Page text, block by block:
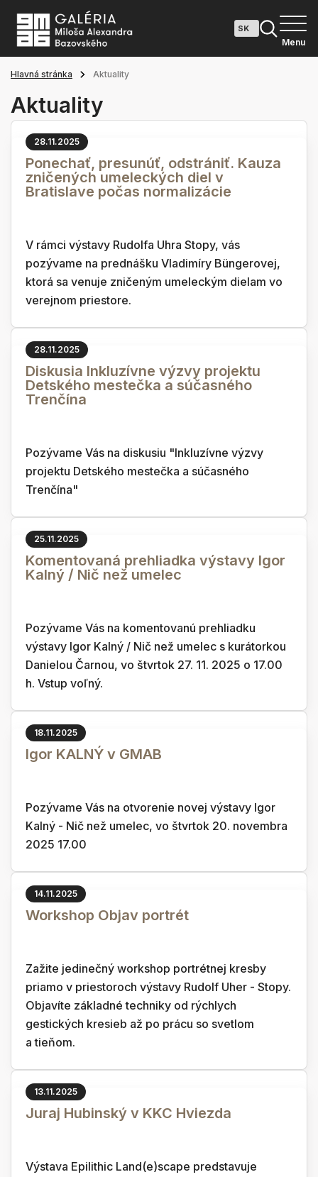
Menu
Hlavná stránka Aktuality
Aktuality
28.11.2025
Ponechať, presunúť, odstrániť. Kauza
zničených umeleckých diel v
Bratislave počas normalizácie
V rámci výstavy Rudolfa Uhra Stopy, vás
pozývame na prednášku Vladimíry Büngerovej,
ktorá sa venuje zničeným umeleckým dielam vo
verejnom priestore.
28.11.2025
Diskusia Inkluzívne výzvy projektu
Detského mestečka a súčasného
Trenčína
Pozývame Vás na diskusiu "Inkluzívne výzvy
projektu Detského mestečka a súčasného
Trenčína"
25.11.2025
Komentovaná prehliadka výstavy Igor
Kalný / Nič než umelec
Pozývame Vás na komentovanú prehliadku
výstavy Igor Kalný / Nič než umelec s kurátorkou
Danielou Čarnou, vo štvrtok 27. 11. 2025 o 17.00
h. Vstup voľný.
18.11.2025
Igor KALNÝ v GMAB
Pozývame Vás na otvorenie novej výstavy Igor
Kalný - Nič než umelec, vo štvrtok 20. novembra
2025 17.00
14.11.2025
Workshop Objav portrét
Zažite jedinečný workshop portrétnej kresby
priamo v priestoroch výstavy Rudolf Uher - Stopy.
Objavíte základné techniky od rýchlych
gestických kresieb až po prácu so svetlom
a tieňom.
13.11.2025
Juraj Hubinský v KKC Hviezda
Výstava Epilithic Land(e)scape predstavuje